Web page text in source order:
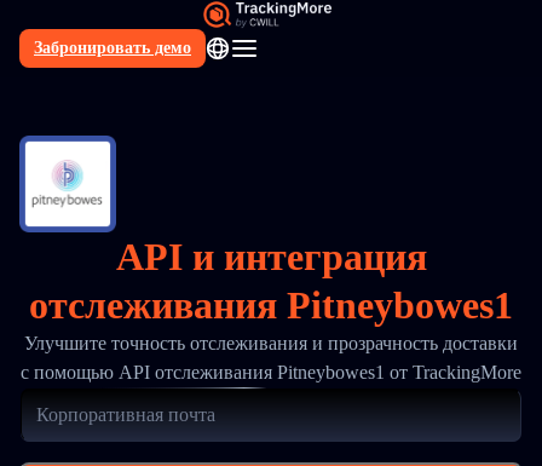
Забронировать демо
RU
API и интеграция
отслеживания Pitneybowes1
Улучшите точность отслеживания и прозрачность доставки
с помощью API отслеживания Pitneybowes1 от TrackingMore